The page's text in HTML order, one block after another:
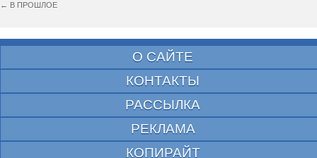
← В ПРОШЛОЕ
О САЙТЕ
КОНТАКТЫ
РАССЫЛКА
РЕКЛАМА
КОПИРАЙТ